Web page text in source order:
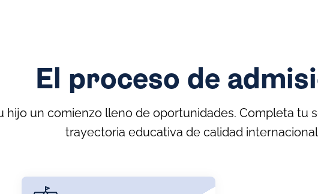
El proceso de
hijo un comienzo lleno de oportunidades. Completa tu
trayectoria educativa de calidad